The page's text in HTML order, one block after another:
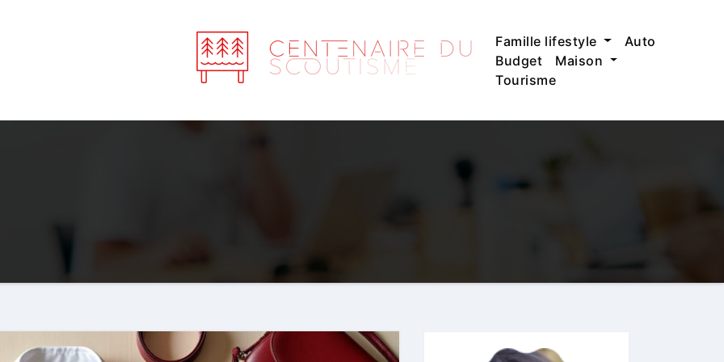
Famille lifestyle
Auto
Budget
Maison
Tourisme